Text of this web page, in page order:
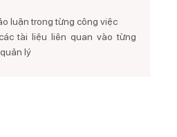
luận trong từng công việc
tài liệu liên quan vào từng
lý